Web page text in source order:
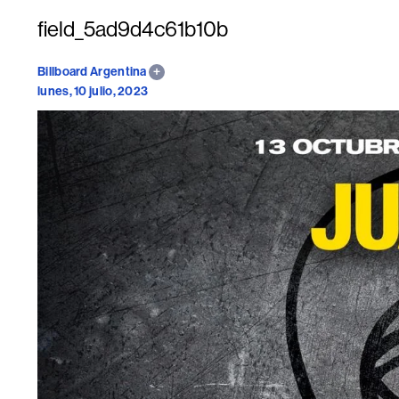
field_5ad9d4c61b10b
Billboard Argentina
lunes, 10 julio, 2023